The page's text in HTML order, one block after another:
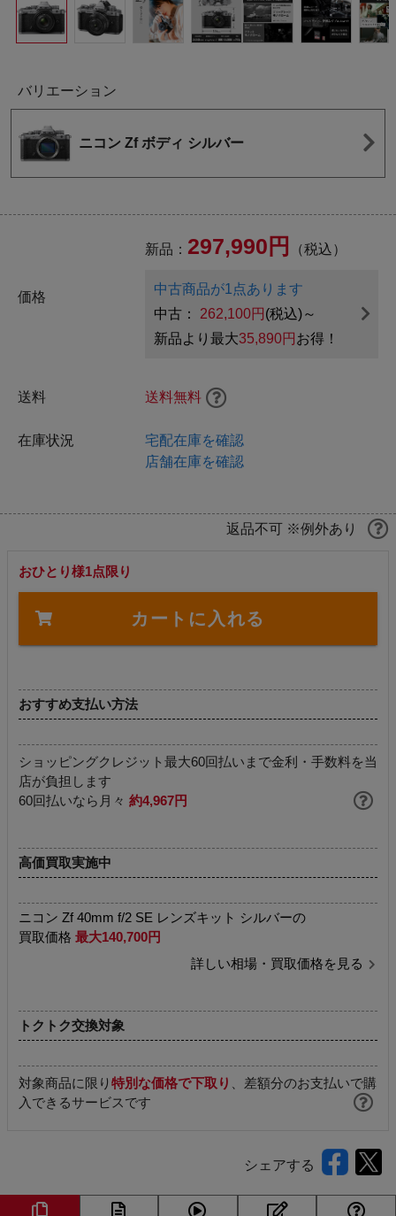
バリエーション
ニコン Zf ボディ シルバー
価格
新品： 297,990円 （税込）
中古商品が1点あります
中古： 262,100円 (税込)～
新品より最大35,890円 お得！
送料 送料無料
在庫状況
宅配在庫を確認
店舗在庫を確認
返品不可 ※例外あり
おひとり様1点限り
カートに入れる
おすすめ支払い方法
ショッピングクレジット最大60回払いまで金利・手数料を当
店が負担します
60回払いなら月々 約4,967円
高価買取実施中
ニコン Zf 40mm f/2 SE レンズキット シルバーの
買取価格 最大140,700円
詳しい相場・買取価格を見る
トクトク交換対象
対象商品に限り 特別な価格で下取り 、差額分のお支払いで購
入できるサービスです
シェアする